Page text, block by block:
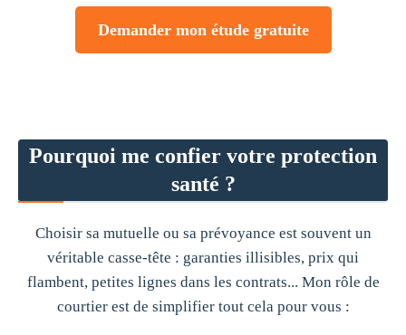
Demander mon étude gratuite
Pourquoi me confier votre protection
santé ?
Choisir sa mutuelle ou sa prévoyance est souvent un
véritable casse-tête : garanties illisibles, prix qui
flambent, petites lignes dans les contrats... Mon rôle de
courtier est de simplifier tout cela pour vous :